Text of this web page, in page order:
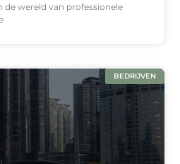
de wereld van professionele
BEDRIJVEN